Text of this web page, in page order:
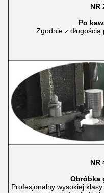
NR
Po
Zgodnie z
NR
Obróbka
Profesjonalny wysokiej